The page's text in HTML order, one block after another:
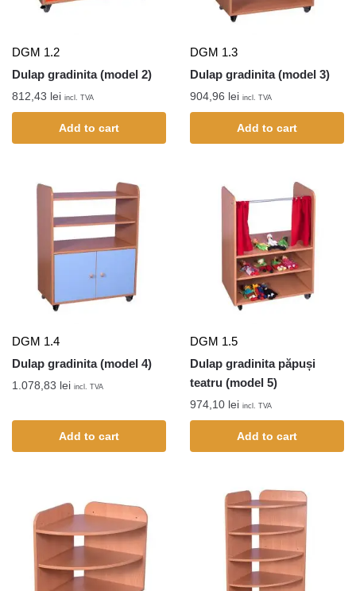
DGM 1.2
Dulap gradinita (model 2)
812,43 lei incl. TVA
Add to cart
DGM 1.3
Dulap gradinita (model 3)
904,96 lei incl. TVA
Add to cart
DGM 1.4
Dulap gradinita (model 4)
1.078,83 lei incl. TVA
Add to cart
DGM 1.5
Dulap gradinita păpuși
teatru (model 5)
974,10 lei incl. TVA
Add to cart